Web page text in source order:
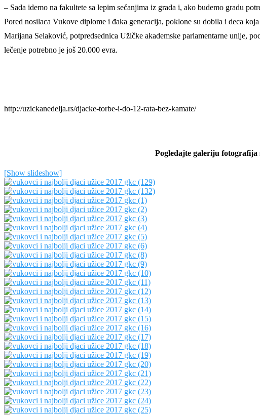
– Sada idemo na fakultete sa lepim sećanjima iz grada i, ako budemo gradu
Pored nosilaca Vukove diplome i đaka generacija, poklone su dobila i deca
Marijana Selaković, potpredsednica Užičke akademske parlamentarne unije,
lečenje potrebno je još 20.000 evra.
http://uzickanedelja.rs/djacke-torbe-i-do-12-rata-bez-kamate/
Pogledajte galeriju fotografija
[Show slideshow]